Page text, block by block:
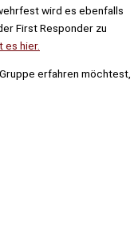
wird es ebenfalls
First Responder zu
es hier.
erfahren möchtest,